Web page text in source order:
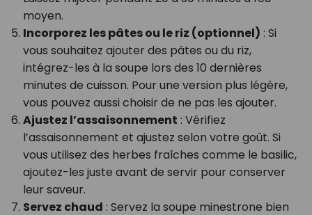
moyen.
Incorporez les pâtes ou le riz (optionnel) : Si
vous souhaitez ajouter des pâtes ou du riz,
intégrez-les à la soupe lors des 10 dernières
minutes de cuisson. Pour une version plus légère,
vous pouvez aussi choisir de ne pas les ajouter.
Ajustez l’assaisonnement : Vérifiez
l’assaisonnement et ajustez selon votre goût. Si
vous utilisez des herbes fraîches comme le basilic,
ajoutez-les juste avant de servir pour conserver
leur saveur.
Servez chaud : Servez la soupe minestrone bien